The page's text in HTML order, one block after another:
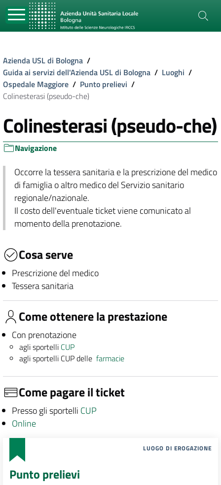
Azienda USL di Bologna /
Guida ai servizi dell'Azienda USL di Bologna / Luoghi /
Ospedale Maggiore / Punto prelievi /
Colinesterasi (pseudo-che)
Colinesterasi (pseudo-che)
Navigazione
Occorre la tessera sanitaria e la prescrizione del medico
di famiglia o altro medico del Servizio sanitario
regionale/nazionale.
Il costo dell'eventuale ticket viene comunicato al
momento della prenotazione.
Cosa serve
Prescrizione del medico
Tessera sanitaria
Come ottenere la prestazione
Con prenotazione
agli sportelli CUP
agli sportelli CUP dellefarmacie
Come pagare il ticket
Presso gli sportelli CUP
Online
LUOGO DI EROGAZIONE
Punto prelievi